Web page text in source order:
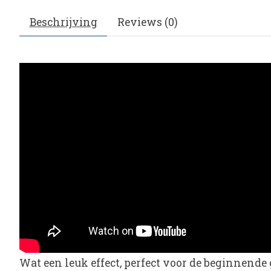
Beschrijving Reviews (0)
Wat een leuk effect, perfect voor de beginnende